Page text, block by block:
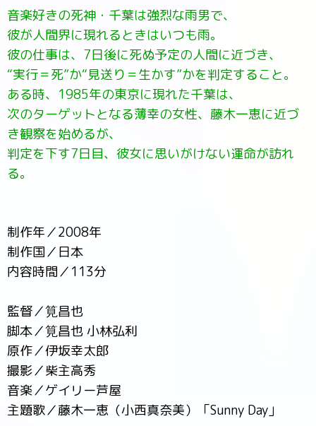
音楽好きの死神・千葉は強烈な雨男で、
彼が人間界に現れるときはいつも雨。
彼の仕事は、7日後に死ぬ予定の人間に近づき、
“実行＝死”か“見送り＝生かす”かを判定すること。
ある時、1985年の東京に現れた千葉は、
次のターゲットとなる薄幸の女性、藤木一恵に近づ
き観察を始めるが、
判定を下す7日目、彼女に思いがけない運命が訪れ
る。
制作年／2008年
制作国／日本
内容時間／113分
監督／筧昌也
脚本／筧昌也 小林弘利
原作／伊坂幸太郎
撮影／柴主高秀
音楽／ゲイリー芦屋
主題歌／藤木一恵（小西真奈美）「Sunny Day」